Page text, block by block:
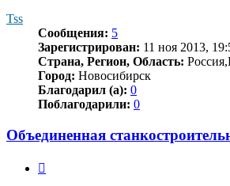
Tss
Сообщения: 5
Зарегистрирован: 11 ноя 2013,
Страна, Регион, Область:
Город: Новосибирск
Благодарил (а): 0
Поблагодарили: 0
Объединенная